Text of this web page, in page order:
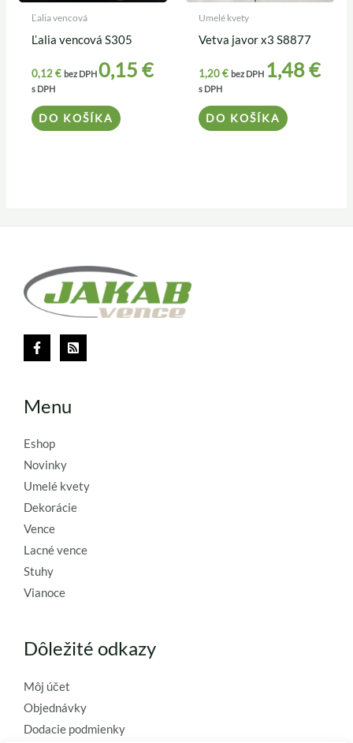
Ľalia vencová
Ľalia vencová S305
0,12€ bez DPH0,15 €
s DPH
DO KOŠÍKA
Umelé kvety
Vetva javor x3 S8877
1,20€ bez DPH 1,48€
s DPH
DO KOŠÍKA
Menu
Eshop
Novinky
Umelé kvety
Dekorácie
Vence
Lacné vence
Stuhy
Vianoce
Dôležité odkazy
Môj účet
Objednávky
Dodacie podmienky